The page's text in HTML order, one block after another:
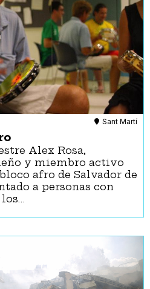
Sant Martí
Alex Rosa,
y miembro activo
afro de Salvador de
a personas con